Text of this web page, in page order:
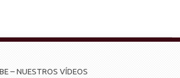
– NUESTROS VÍDEOS